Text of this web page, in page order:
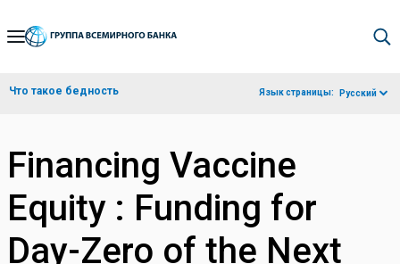
Skip
Navigation
Что такое бедность Язык страницы: Русский
Financing Vaccine
Equity : Funding for
Day-Zero of the Next